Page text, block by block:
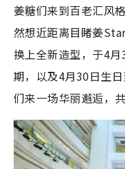
姜糖们来到百老汇风
然想近距离目睹姜
换上全新造型，于4
期，以及4月30日生
们来一场华丽邂逅，